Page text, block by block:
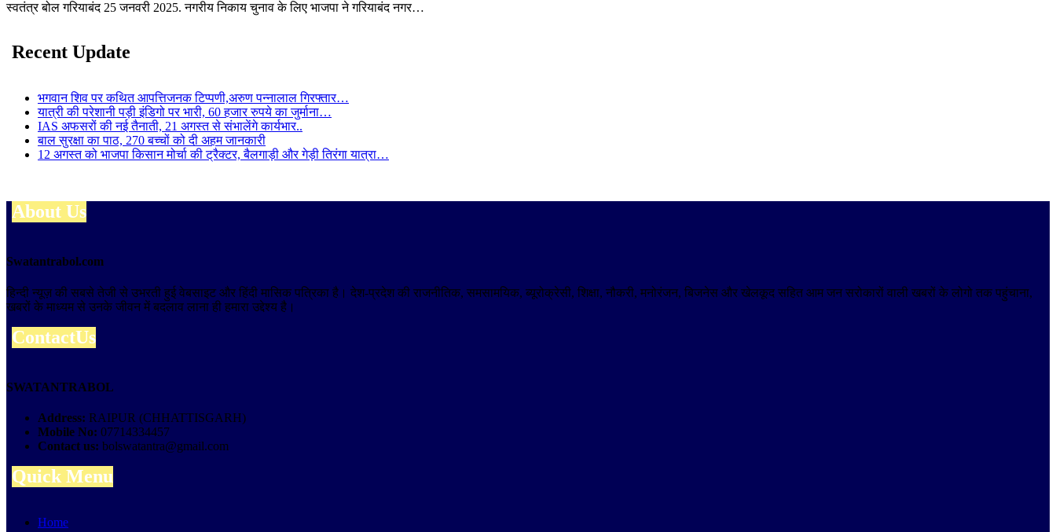
स्वतंत्र बोल गरियाबंद 25 जनवरी 2025. नगरीय निकाय चुनाव के लिए भाजपा ने गरियाबंद नगर…
Recent Update
भगवान शिव पर कथित आपत्तिजनक टिप्पणी,अरुण पन्नालाल गिरफ्तार…
यात्री की परेशानी पड़ी इंडिगो पर भारी, 60 हजार रुपये का जुर्माना…
IAS अफसरों की नई तैनाती, 21 अगस्त से संभालेंगे कार्यभार..
बाल सुरक्षा का पाठ, 270 बच्चों को दी अहम जानकारी
12 अगस्त को भाजपा किसान मोर्चा की ट्रैक्टर, बैलगाड़ी और गेड़ी तिरंगा यात्रा…
About Us
Swatantrabol.com
हिन्दी न्यूज़ की सबसे तेजी से उभरती हुई वेबसाइट और हिंदी मासिक पत्रिका है। देश-प्रदेश की राजनीतिक, समसामयिक, ब्यूरोक्रेसी, शिक्षा, नौकरी, मनोरंजन, बिजनेस और खेलकूद सहित आम जन सरोकारों वाली खबरों के लोगो तक पहुंचाना,
खबरों के माध्यम से उनके जीवन में बदलाव लाना ही हमारा उद्देश्य है।
ContactUs
SWATANTRABOL
Address: RAIPUR (CHHATTISGARH)
Mobile No: 07714334457
Contact us: bolswatantra@gmail.com
Quick Menu
Home